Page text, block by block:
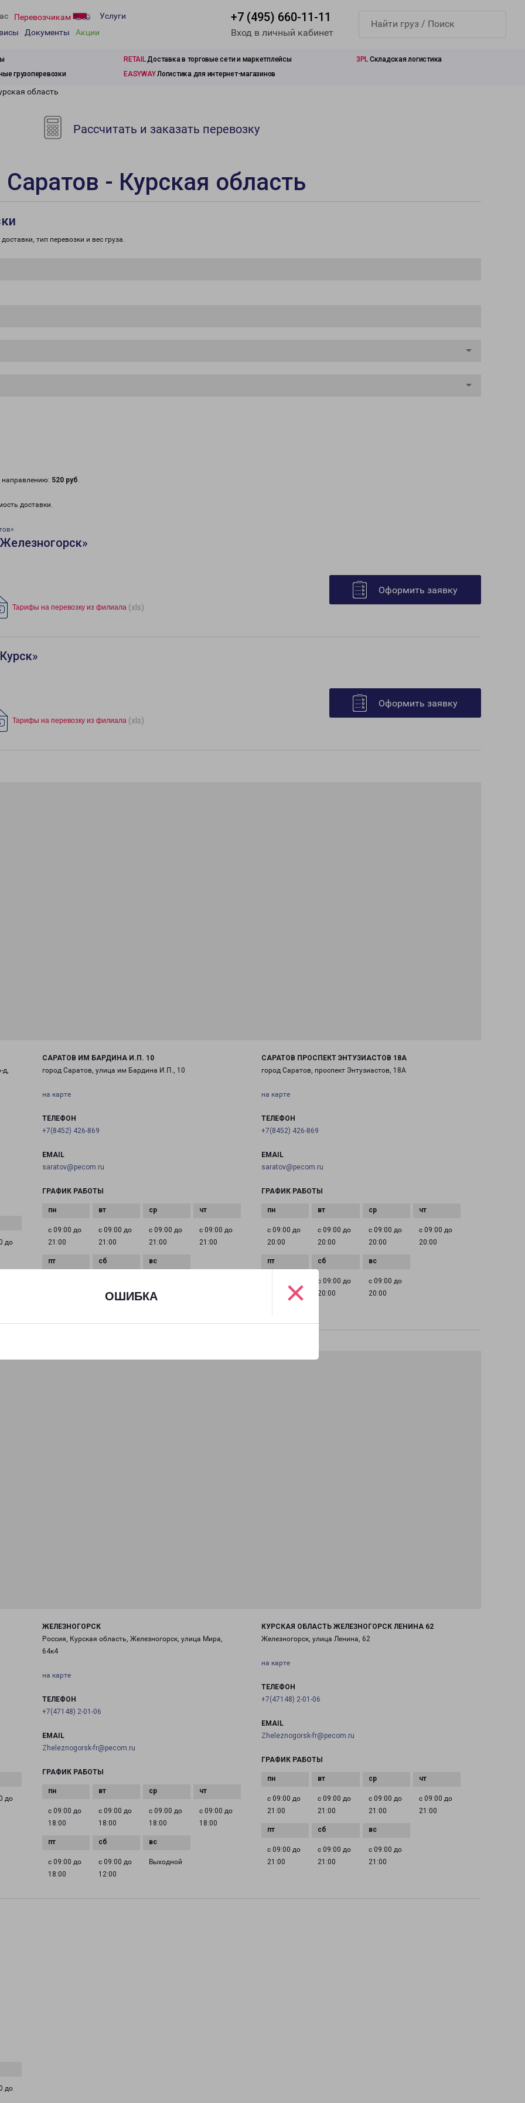
ОШИБКА ×
Перевозчикам
Услуги
Документы Акции
+7 (495) 660-11-11
Вход в личный кабинет
RETAILДоставка в торговые сети и маркетплейсы 3PL Складская логистика
грузоперевозки EASYWAYЛогистика для интернет-магазинов
область
Рассчитать и заказать перевозку
Саратов - Курская область
тип перевозки и вес груза.
520 руб.
доставки.
Тарифы на перевозку из филиала (xls)
Оформить заявку
Тарифы на перевозку из филиала (xls)
Оформить заявку
д,
до
САРАТОВ ИМ БАРДИНА И.П. 10
город Саратов, улица им Бардина И.П., 10
на карте
ТЕЛЕФОН
+7(8452) 426-869
EMAIL
saratov@pecom.ru
ГРАФИК РАБОТЫ
с 09:00 до
21:00
с 09:00 до
21:00
с 09:00 до
21:00
с 09:00 до
21:00
21:00
21:00
САРАТОВ ПРОСПЕКТ ЭНТУЗИАСТОВ 18А
город Саратов, проспект Энтузиастов, 18А
на карте
ТЕЛЕФОН
+7(8452) 426-869
EMAIL
saratov@pecom.ru
ГРАФИК РАБОТЫ
с 09:00 до
20:00
с 09:00 до
20:00
с 09:00 до
20:00
с 09:00 до
20:00
с 09:00 до
20:00
с 09:00 до
20:00
до
ЖЕЛЕЗНОГОРСК
Россия, Курская область, Железногорск, улица Мира,
64к4
на карте
ТЕЛЕФОН
+7(47148) 2-01-06
EMAIL
Zheleznogorsk-fr@pecom.ru
ГРАФИК РАБОТЫ
с 09:00 до
18:00
с 09:00 до
18:00
с 09:00 до
18:00
с 09:00 до
18:00
с 09:00 до
18:00
с 09:00 до
12:00
Выходной
КУРСКАЯ ОБЛАСТЬ ЖЕЛЕЗНОГОРСК ЛЕНИНА 62
Железногорск, улица Ленина, 62
на карте
ТЕЛЕФОН
+7(47148) 2-01-06
EMAIL
Zheleznogorsk-fr@pecom.ru
ГРАФИК РАБОТЫ
с 09:00 до
21:00
с 09:00 до
21:00
с 09:00 до
21:00
с 09:00 до
21:00
с 09:00 до
21:00
с 09:00 до
21:00
с 09:00 до
21:00
до